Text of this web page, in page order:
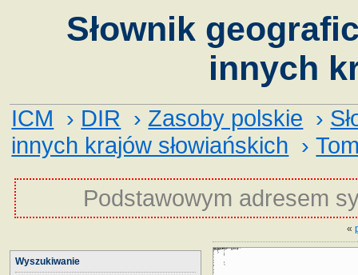
Słownik
innych
ICM › DIR › Zasoby polskie ›
innych krajów słowiańskich ›
Podstawowym adresem
«
Wyszukiwanie